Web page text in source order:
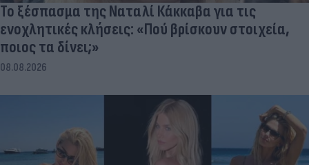
Το ξέσπασμα της Ναταλί Κάκκαβα για τις
ενοχλητικές κλήσεις: «Πού βρίσκουν στοιχεία,
ποιος τα δίνει;»
08.08.2026